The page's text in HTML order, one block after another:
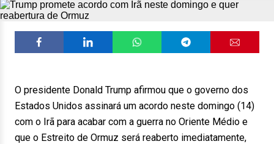
O presidente Donald Trump afirmou que o governo dos
Estados Unidos assinará um acordo neste domingo (14)
com o Irã para acabar com a guerra no Oriente Médio e
que o Estreito de Ormuz será reaberto imediatamente,